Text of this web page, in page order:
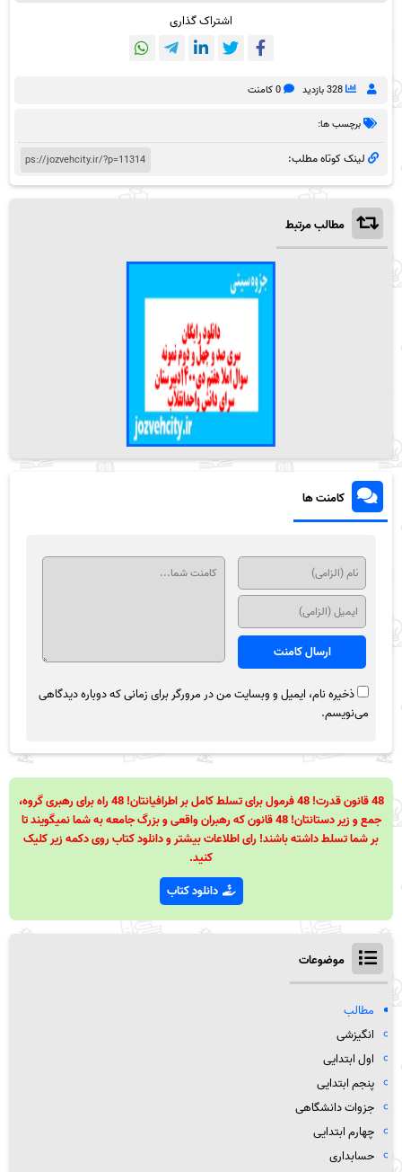
اشتراک گذاری
328 بازدید 0 کامنت
برچسب ها:
لینک کوتاه مطلب:
مطالب مرتبط
کامنت ها
ذخیره نام، ایمیل و وبسایت من در مرورگر برای زمانی که دوباره دیدگاهی
می‌نویسم.
48 قانون قدرت! 48 فرمول برای تسلط کامل بر اطرافیانتان! 48 راه برای رهبری گروه،
جمع و زیر دستانتان! 48 قانون که رهبران واقعی و بزرگ جامعه به شما نمیگویند تا
بر شما تسلط داشته باشند! رای اطلاعات بیشتر و دانلود کتاب روی دکمه زیر کلیک
کنید.
دانلود کتاب
موضوعات
مطالب
انگیزشی
اول ابتدایی
پنجم ابتدایی
جزوات دانشگاهی
چهارم ابتدایی
حسابداری